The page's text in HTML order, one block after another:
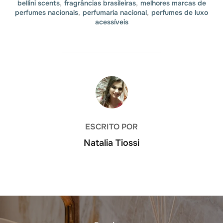
bellini scents, fragrâncias brasileiras, melhores marcas de
perfumes nacionais, perfumaria nacional, perfumes de luxo
acessíveis
AUTOR DO POST
ESCRITO POR
Natalia Tiossi
Navegação